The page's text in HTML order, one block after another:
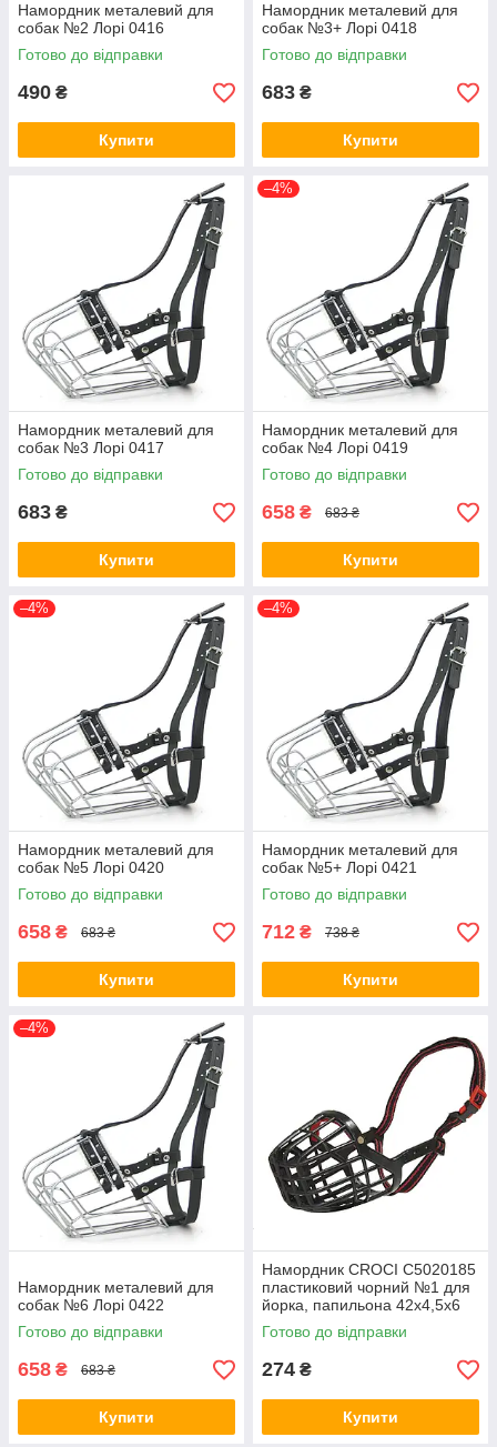
Намордник металевий для
собак №2 Лорі 0416
Готово до відправки
490 ₴
Купити
Намордник металевий для
собак №3+ Лорі 0418
Готово до відправки
683 ₴
Купити
Намордник металевий для
собак №3 Лорі 0417
Готово до відправки
683 ₴
Купити
–4%
Намордник металевий для
собак №4 Лорі 0419
Готово до відправки
658 ₴ 683 ₴
Купити
–4%
Намордник металевий для
собак №5 Лорі 0420
Готово до відправки
658 ₴ 683 ₴
Купити
–4%
Намордник металевий для
собак №5+ Лорі 0421
Готово до відправки
712 ₴ 738 ₴
Купити
–4%
Намордник металевий для
собак №6 Лорі 0422
Готово до відправки
658 ₴ 683 ₴
Купити
Намордник CROCI C5020185
пластиковий чорний №1 для
йорка, папильона 42х4,5х6
см
Готово до відправки
274 ₴
Купити